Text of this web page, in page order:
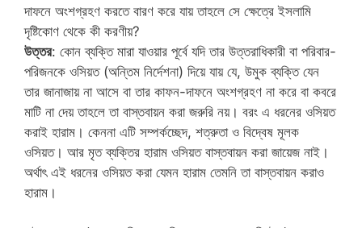
দাফনে অংশগ্রহণ করতে বারণ করে যায় তাহলে সে ক্ষেত্রে‌ ইসলামি
দৃষ্টিকোণ থেকে কী করণীয়?
উত্তর: কোন ব্যক্তি মারা যাওয়ার পূর্বে যদি তার উত্তরাধিকারী বা পরিবার-
পরিজনকে ওসিয়ত (অন্তিম নির্দেশনা) দিয়ে যায় যে, উমুক ব্যক্তি যেন
তার জানাজায় না আসে বা তার কাফন-দাফনে অংশগ্রহণ না করে বা কবরে
মাটি না দেয় তাহলে তা বাস্তবায়ন করা জরুরি নয়। বরং এ ধরনের ওসিয়ত
করাই হারাম। কেননা এটি সম্পর্কচ্ছেদ, শত্রুতা ও বিদ্বেষ মূলক
ওসিয়ত। আর মৃত ব্যক্তির হারাম ওসিয়ত বাস্তবায়ন করা জায়েজ নাই।
অর্থাৎ এই ধরনের ওসিয়ত করা যেমন হারাম তেমনি তা বাস্তবায়ন করাও
হারাম।